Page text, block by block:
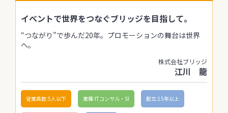
イベントで世界をつなぐブリッジを目指して。
“つながり”で歩んだ20年。プロモーションの舞台は世界
へ。
株式会社ブリッジ
江川 龍
従業員数:5人以下 業種:ITコンサル・SI 創立:15年以上